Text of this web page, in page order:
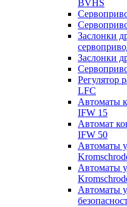
BVHS
Заслонки
Заслонки
Регулятор
LFC
Автоматы
IFW 15
Автомат
IFW 50
Автоматы
Автоматы
Автоматы